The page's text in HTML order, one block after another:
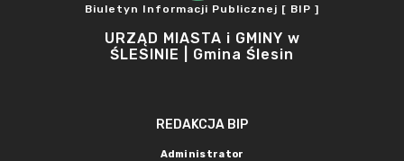
Biuletyn Informacji Publicznej [ BIP ]
URZĄD MIASTA i GMINY w
ŚLESINIE | Gmina Ślesin
REDAKCJA BIP
Administrator